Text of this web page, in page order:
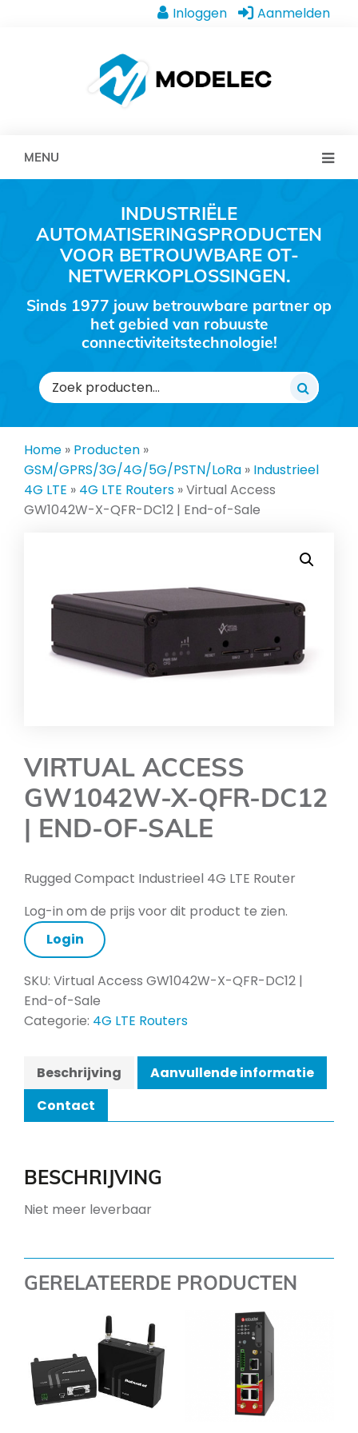
Inloggen Aanmelden
MENU
INDUSTRIËLE
AUTOMATISERINGSPRODUCTEN
VOOR BETROUWBARE OT-
NETWERKOPLOSSINGEN.
Sinds 1977 jouw betrouwbare partner op
het gebied van robuuste
connectiviteitstechnologie!
Zoeken
naar:
Home » Producten »
GSM/GPRS/3G/4G/5G/PSTN/LoRa » Industrieel
4G LTE » 4G LTE Routers »Virtual Access
GW1042W-X-QFR-DC12 | End-of-Sale
VIRTUAL ACCESS
GW1042W-X-QFR-DC12
| END-OF-SALE
Rugged Compact Industrieel 4G LTE Router
Log-in om de prijs voor dit product te zien.
Login
SKU: Virtual Access GW1042W-X-QFR-DC12 |
End-of-Sale
Categorie: 4G LTE Routers
Beschrijving
Aanvullende informatie
Contact
BESCHRIJVING
Niet meer leverbaar
GERELATEERDE PRODUCTEN